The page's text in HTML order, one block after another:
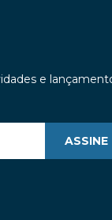
e
ASSINE